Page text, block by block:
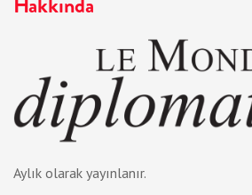
Aylık olarak yayınlanır.